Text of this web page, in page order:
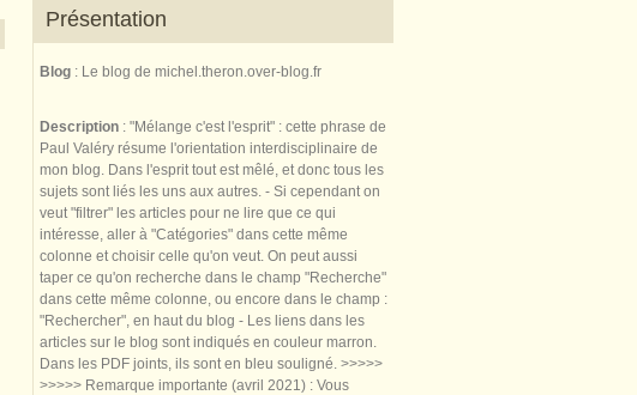
Présentation
Blog : Le blog de michel.theron.over-blog.fr
Description : "Mélange c'est l'esprit" : cette phrase de
Paul Valéry résume l'orientation interdisciplinaire de
mon blog. Dans l'esprit tout est mêlé, et donc tous les
sujets sont liés les uns aux autres. - Si cependant on
veut "filtrer" les articles pour ne lire que ce qui
intéresse, aller à "Catégories" dans cette même
colonne et choisir celle qu'on veut. On peut aussi
taper ce qu'on recherche dans le champ "Recherche"
dans cette même colonne, ou encore dans le champ :
"Rechercher", en haut du blog - Les liens dans les
articles sur le blog sont indiqués en couleur marron.
Dans les PDF joints, ils sont en bleu souligné. >>>>>
>>>>> Remarque importante (avril 2021) : Vous